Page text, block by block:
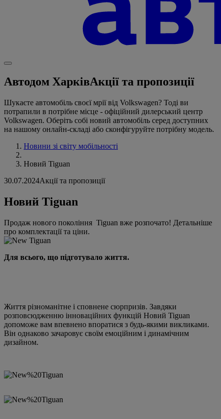
Автодом ХарківАкції та пропозиції
Шукаєте автомобіль своєї мрії від Volkswagen? Тоді ви
потрапили в потрібне місце - офіційний дилерський центр
Volkswagen. Оберіть собі новий автомобіль серед доступних
на нашому онлайн-складі або сконфігуруйте потрібну модель.
Новини зі світу мобільності
Новий Tiguan
30.07.2024Акції та пропозиції
Новий Tiguan
Продаж нового покоління Tiguan вже розпочато! Детальніше
про комплектації та ціни.
Для всього, що підготувало життя.
Життя різноманітне і сповнене сюрпризів. Завдяки
розповсюдженню інноваційних функцій Новий Tiguan
допоможе вам впевнено впоратися з будь-якими викликами.
Він однаково зачаровує своїм емоційним і динамічним
дизайном.